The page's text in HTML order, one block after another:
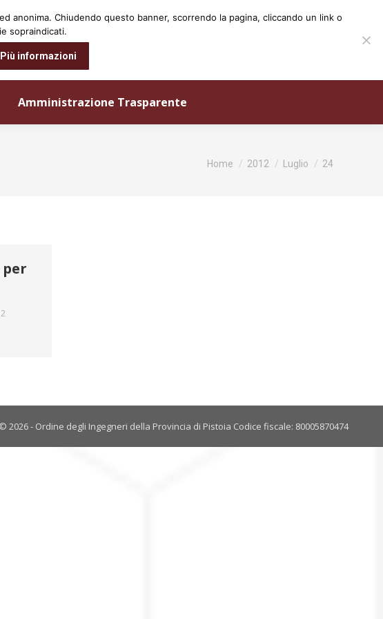
Amministrazione Trasparente
Tu sei qui:
Home 2012 Luglio 24
per
© 2026 - Ordine degli Ingegneri della Provincia di Pistoia Codice fiscale: 80005870474
anonima. Chiudendo questo banner, scorrendo la pagina, cliccando un link o
sopraindicati.
Più informazioni